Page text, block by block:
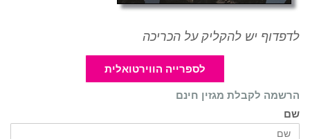
לדפדוף יש להקליק על הכריכה
לספרייה הווירטואלית
הרשמה לקבלת מגזין חינם
שם